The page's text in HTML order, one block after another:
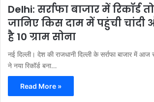
Delhi: सर्राफा बाजार में रिकॉर्ड
जानिए किस दाम में पहुंची
है 10 ग्राम सोना
नई दिल्ली। देश की राजधानी दिल्ली के सर्राफा बाजार में आज
ने नया रिकॉर्ड बना…
Read More »